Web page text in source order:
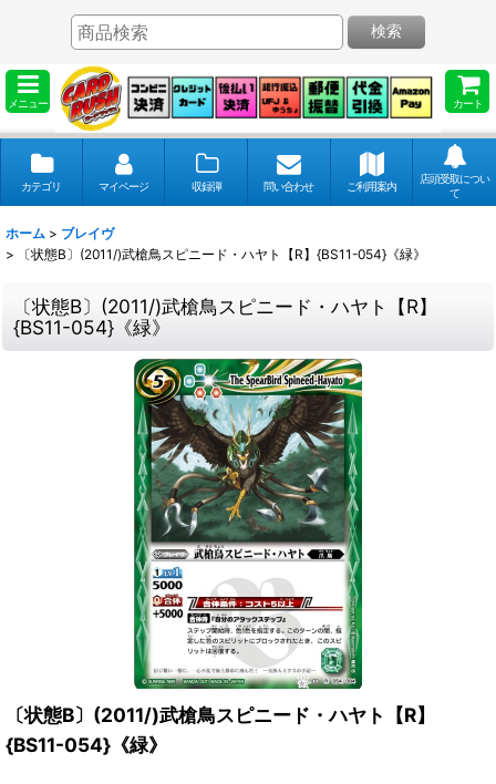
メニュー カート
検索
カテゴリ マイページ 収録弾 問い合わせ ご利用案内
店頭受取につい
て
ホーム > ブレイヴ
>
〔状態B〕(2011/)武槍鳥スピニード・ハヤト【R】{BS11-054}《緑》
〔状態B〕(2011/)武槍鳥スピニード・ハヤト【R】
{BS11-054}《緑》
〔状態B〕(2011/)武槍鳥スピニード・ハヤト【R】
{BS11-054}《緑》